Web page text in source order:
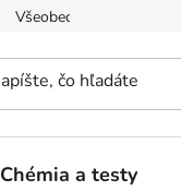
Všeobecné obchodné
Chémia a testy